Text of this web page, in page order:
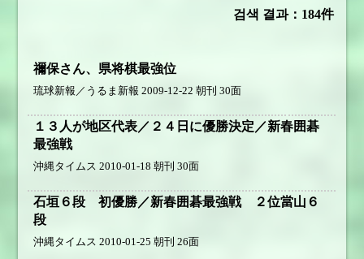
검색 결과：184件
禰保さん、県将棋最強位
琉球新報／うるま新報 2009-12-22 朝刊 30面
１３人が地区代表／２４日に優勝決定／新春囲碁
最強戦
沖縄タイムス 2010-01-18 朝刊 30面
石垣６段 初優勝／新春囲碁最強戦 ２位當山６
段
沖縄タイムス 2010-01-25 朝刊 26面